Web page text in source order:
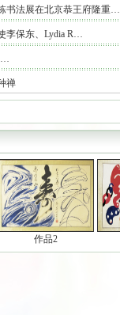
书法展在北京恭王府隆重…
李保东、Lydia R…
禅
作品2